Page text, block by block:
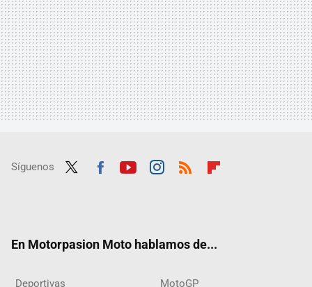
Síguenos
En Motorpasion Moto hablamos de...
Deportivas MotoGP